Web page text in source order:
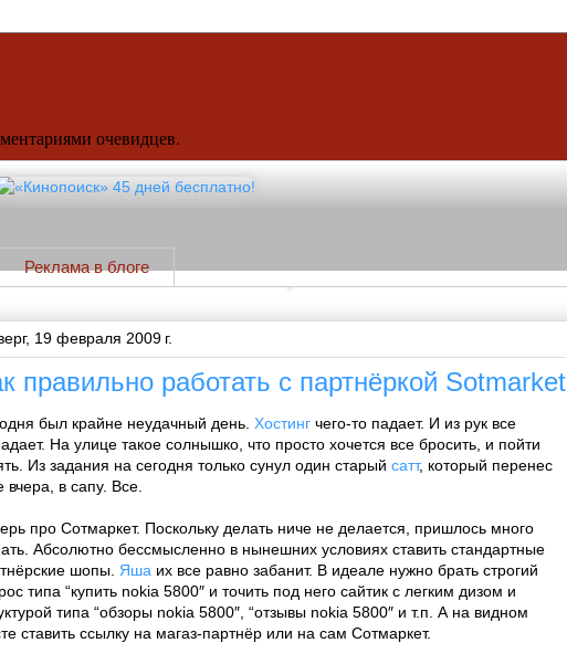
очевидцев.
Реклама в блоге
19 февраля 2009 г.
правильно работать с партнёркой Sotmarket
был крайне неудачный день. Хостинг чего-то падает. И из рук все
На улице такое солнышко, что просто хочется все бросить, и пойти
Из задания на сегодня только сунул один старый сатт, который перенес
в сапу. Все.
про Сотмаркет. Поскольку делать ниче не делается, пришлось много
Абсолютно бессмысленно в нынешних условиях ставить стандартные
шопы. Яша их все равно забанит. В идеале нужно брать строгий
типа “купить nokia 5800″ и точить под него сайтик с легким дизом и
типа “обзоры nokia 5800″, “отзывы nokia 5800″ и т.п. А на видном
ставить ссылку на магаз-партнёр или на сам Сотмаркет.